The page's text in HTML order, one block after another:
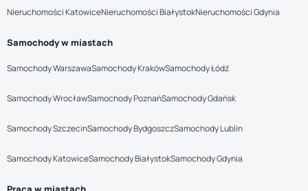
Nieruchomości KatowiceNieruchomości BiałystokNieruchomości Gdynia
Samochody w miastach
Samochody WarszawaSamochody KrakówSamochody Łódź
Samochody WrocławSamochody PoznańSamochody Gdańsk
Samochody SzczecinSamochody BydgoszczSamochody Lublin
Samochody KatowiceSamochody BiałystokSamochody Gdynia